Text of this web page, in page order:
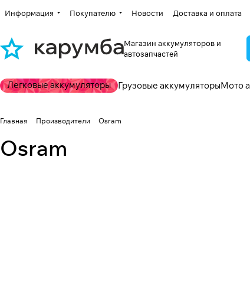
Информация Покупателю Новости Доставка и оплата
Магазин аккумуляторов и
автозапчастей
Легковые аккумуляторы Грузовые аккумуляторыМото
Главная Производители Osram
Osram